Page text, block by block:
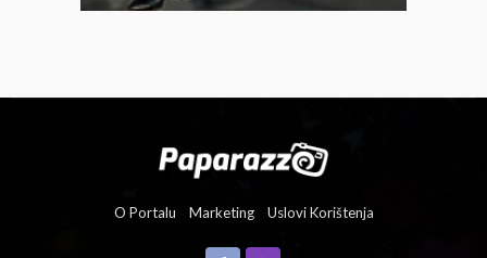
O Portalu Marketing Uslovi Korištenja